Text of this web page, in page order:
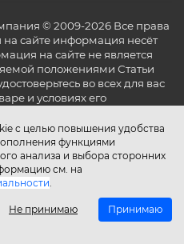
с целью повышения удобства
функциями
анализа и выбора сторонних
см. на
.
Не принимаю Принимаю
© 2009-2026 Все права
сайте информация несёт
на сайте не является
положениями Статьи
во всех для вас
и условиях его